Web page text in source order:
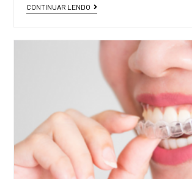
CONTINUAR LENDO